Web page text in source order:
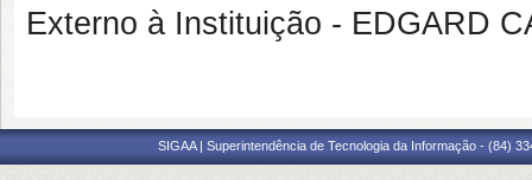
Externo à Instituição - EDGARD
SIGAA | Superintendência de Tecnologia da Informação - (84)